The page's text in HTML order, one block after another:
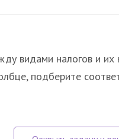
видами налогов и
подберите